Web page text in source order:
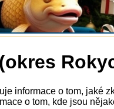
informace o tom, jaké
o tom, kde jsou